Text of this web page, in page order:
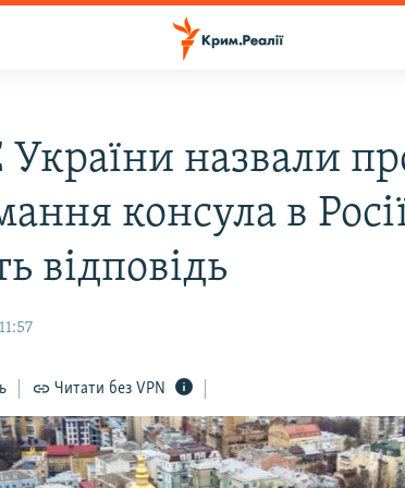
назвали
консула в
відповідь
Читати без VPN